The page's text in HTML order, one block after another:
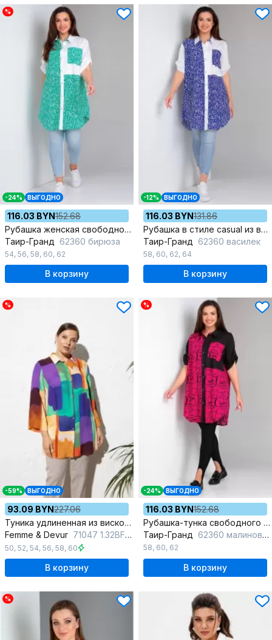
%
-24% ВЫГОДНО
116.03 BYN152.68
Рубашка женская свободного силуэта с длинным рукавом
Таир-Гранд 62360 бирюза
54, 56, 58, 60, 62
В корзину
-12% ВЫГОДНО
116.03 BYN131.86
Рубашка в стиле casual из вискозы и текстиля с длинным рукавом
Таир-Гранд 62360 василек
58, 60, 62, 64
В корзину
%
-59% ВЫГОДНО
93.09 BYN227.06
Туника удлиненная из вискозы в мультиколоре для повседневных образов
Femme & Devur 71047 1.32BF(170)
50, 52, 54, 56, 58, 60
В корзину
%
-24% ВЫГОДНО
116.03 BYN152.68
Рубашка-тунка свободного кроя с воротником стойкой и регулируемым рукавом
Таир-Гранд 62360 малиновый
58, 60, 62
В корзину
%